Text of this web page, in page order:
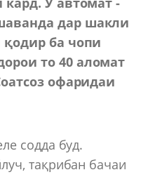
дар шакли
ба чопи
то 40 аломат
офаридаи
содда буд.
тақрибан бачаи